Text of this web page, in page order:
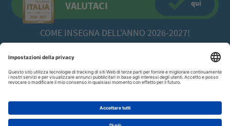
VALUTACI
COME INSEGNA DELL'ANNO 2026-2027!
qui
CFadda SRLa socio unico -Copyright© 2026 Via Calamattia, 23 - 09134
Cagliari (CA)070/520422P.I. 00613980929